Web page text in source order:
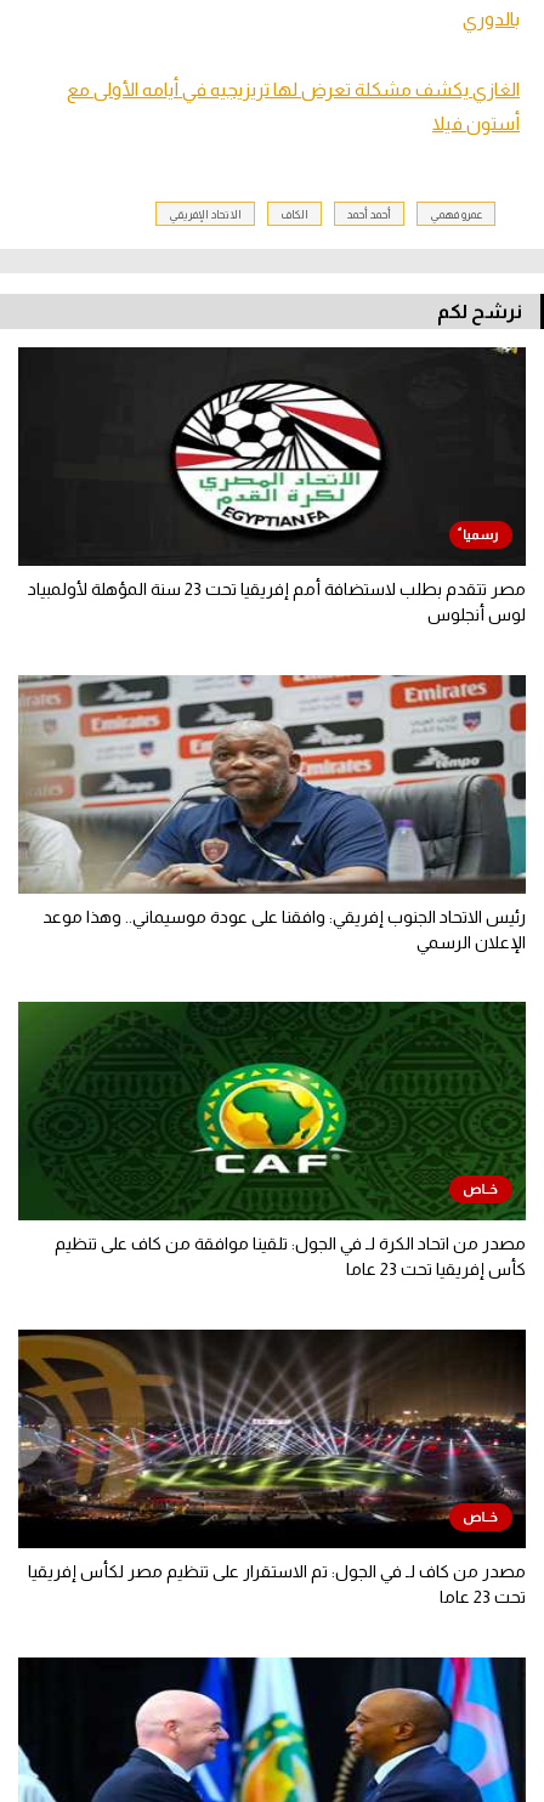
بالدوري
الغازي يكشف مشكلة تعرض لها تريزيجيه في أيامه الأولى مع
أستون فيلا
عمرو فهمي أحمد أحمد الكاف الاتحاد الإفريقي
نرشح لكم
مصر تتقدم بطلب لاستضافة أمم إفريقيا تحت 23 سنة المؤهلة لأولمبياد
لوس أنجلوس
رئيس الاتحاد الجنوب إفريقي: وافقنا على عودة موسيماني.. وهذا موعد
الإعلان الرسمي
مصدر من اتحاد الكرة لـ في الجول: تلقينا موافقة من كاف على تنظيم
كأس إفريقيا تحت 23 عاما
مصدر من كاف لـ في الجول: تم الاستقرار على تنظيم مصر لكأس إفريقيا
تحت 23 عاما